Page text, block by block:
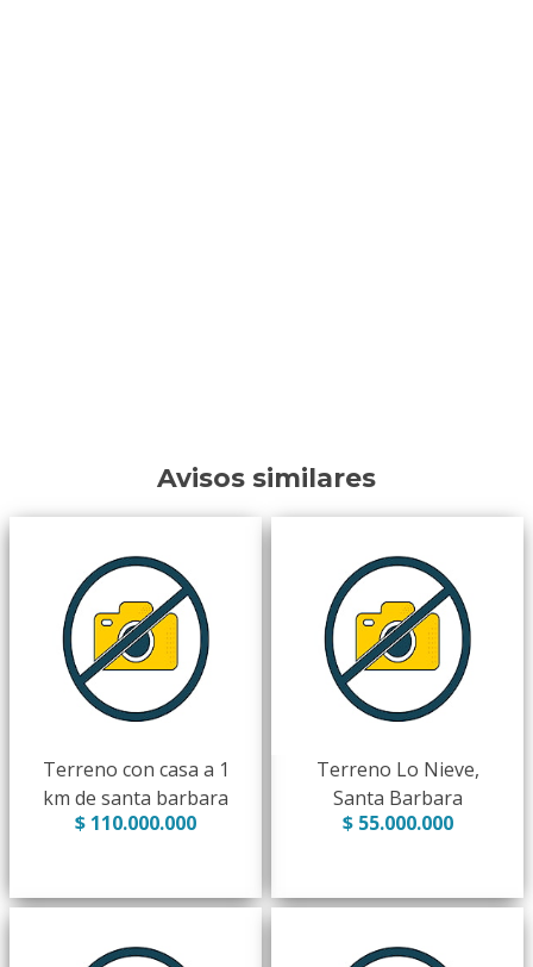
Avisos similares
Terreno con casa a 1
km de santa barbara
$ 110.000.000
Terreno Lo Nieve,
Santa Barbara
$ 55.000.000